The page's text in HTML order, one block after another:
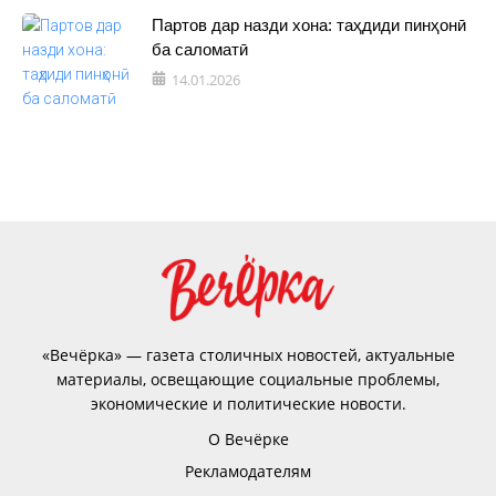
Партов дар назди хона: таҳдиди пинҳонӣ
ба саломатӣ
14.01.2026
«Вечёрка» — газета столичных новостей, актуальные
материалы, освещающие социальные проблемы,
экономические и политические новости.
О Вечёрке
Рекламодателям